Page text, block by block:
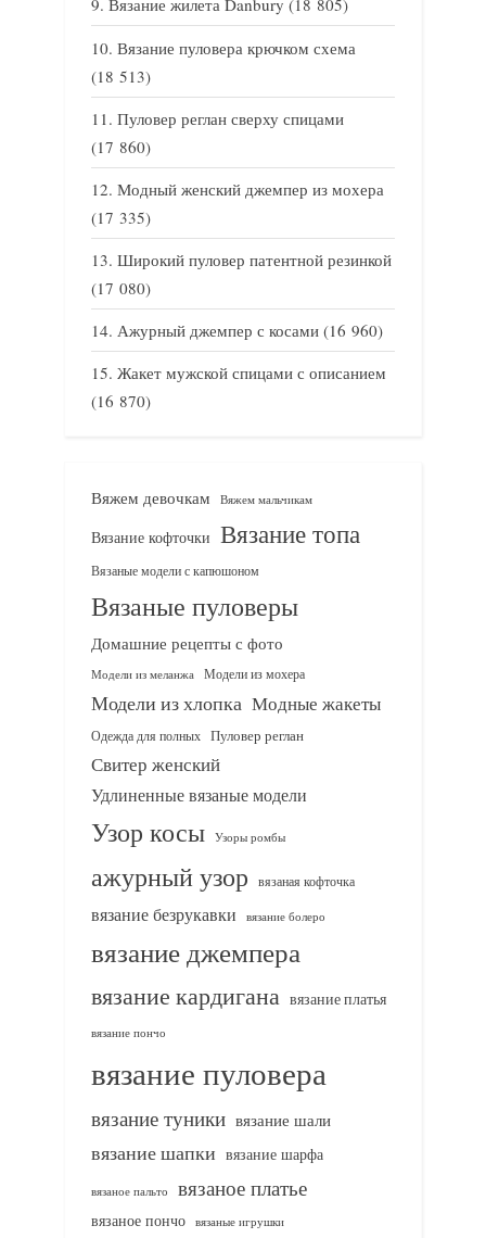
Вязание жилета Danbury (18 805)
Вязание пуловера крючком схема
(18 513)
Пуловер реглан сверху спицами
(17 860)
Модный женский джемпер из мохера
(17 335)
Широкий пуловер патентной резинкой
(17 080)
Ажурный джемпер с косами (16 960)
Жакет мужской спицами с описанием
(16 870)
Вяжем девочкам Вяжем мальчикам
Вязание кофточки Вязание топа
Вязаные модели с капюшоном
Вязаные пуловеры
Домашние рецепты с фото
Модели из меланжа Модели из мохера
Модели из хлопка Модные жакеты
Одежда для полных Пуловер реглан
Свитер женский
Удлиненные вязаные модели
Узор косы Узоры ромбы
ажурный узор вязаная кофточка
вязание безрукавки вязание болеро
вязание джемпера
вязание кардигана вязание платья
вязание пончо
вязание пуловера
вязание туники вязание шали
вязание шапки вязание шарфа
вязаное пальто вязаное платье
вязаное пончо вязаные игрушки